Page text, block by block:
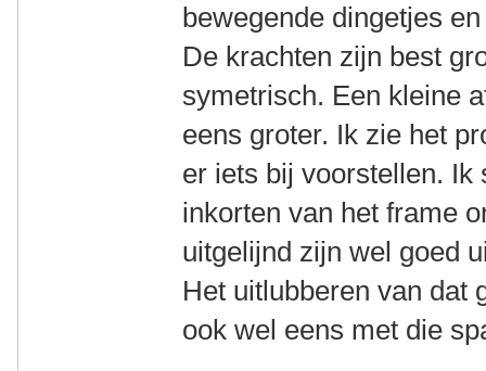
bewegende dingetjes
De krachten zijn best
symetrisch. Een kleine
eens groter. Ik zie het
er iets bij voorstellen. Ik
inkorten van het frame
uitgelijnd zijn wel goed
Het uitlubberen van dat
ook wel eens met die